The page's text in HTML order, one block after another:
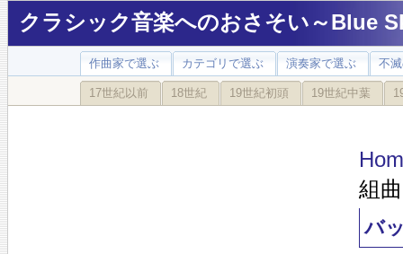
クラシック音楽へのおさそい～Blue
作曲家で選ぶ カテゴリで選ぶ 演奏家で選ぶ 不
17世紀以前 18世紀 19世紀初頭 19世紀中葉
組
バ